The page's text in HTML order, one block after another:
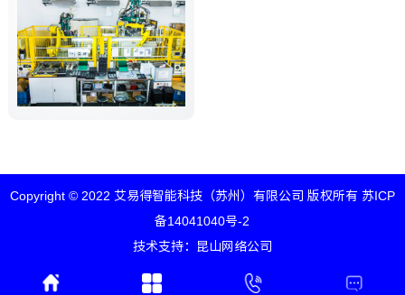
Copyright © 2022 艾易得智能科技（苏州）有限公司 版权所有 苏ICP
备14041040号-2
技术支持：
昆山网络公司